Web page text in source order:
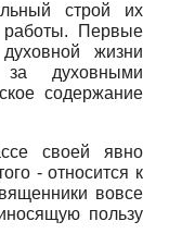
строй их
Первые
жизни
за духовными
содержание
своей явно
- относится к
вовсе
пользу